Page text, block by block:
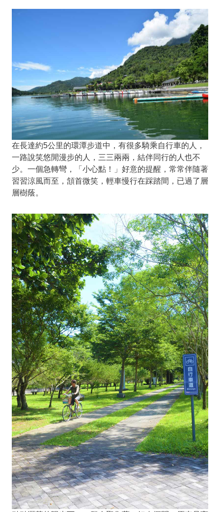
在長達約5公里的環潭步道中，有很多騎乘自行車的人，
一路說笑悠閒漫步的人，三三兩兩，結伴同行的人也不
少。一個急轉彎，「小心點！」好意的提醒，常常伴隨著
習習涼風而至，頷首微笑，輕車慢行在踩踏間，已過了層
層樹蔭。